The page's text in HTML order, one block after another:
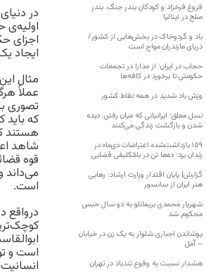
در
اولیه‌ی
اجزای
ایجاد
مثال
عملاً
تصوری
که
هستند
شاهد
قوه
است.
است و
فروغ فرخزاد و کودکانِ بندرِ جنگ، بندرِ
صلح در ایتالیا
باد و گردوخاک در بخش‌هایی از کشور/
دریای مازندران مواج است
حجاب در ایران؛ از مدارا در تجمعات
حکومتی تا برخورد در کافه‌ها
وزش باد شدید در همه نقاط کشور
نسل معلق؛ ایرانیانی که میان رفتن، دیده
شدن و بازگشت زندگی می‌کنند
۱۵۹ بازداشت‌شده اعتراضات دی‌ماه در
زندان یزد؛ ده‌ها تن در بلاتکلیفی قضایی
گزارش| پایان اقتدار وزارت ارشاد؛ رهایی
هنر ایران از سانسور
شهریار محمدی بریمانلو به دو سال حبس
محکوم شد
پوشاندن اجباری شلوار به یک زن در خیابان
– آمل
هشدار نسبت به وفوع تندباد در تهران